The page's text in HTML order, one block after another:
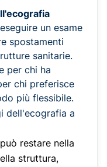
un esame
spostamenti
sanitarie.
per chi ha
chi preferisce
più flessibile.
dell'ecografia a
restare nella
struttura,